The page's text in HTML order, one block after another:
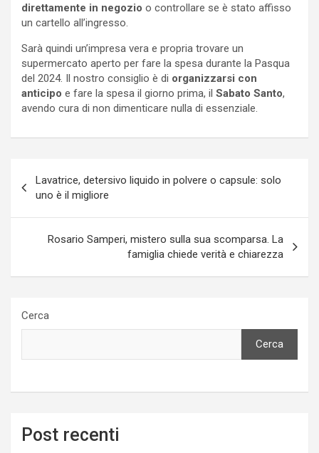
direttamente in negozio o controllare se è stato affisso
un cartello all’ingresso.
Sarà quindi un’impresa vera e propria trovare un
supermercato aperto per fare la spesa durante la Pasqua
del 2024. Il nostro consiglio è di organizzarsi con
anticipo e fare la spesa il giorno prima, il Sabato Santo,
avendo cura di non dimenticare nulla di essenziale.
articoli
Lavatrice, detersivo liquido in polvere o capsule: solo
uno è il migliore
Rosario Samperi, mistero sulla sua scomparsa. La
famiglia chiede verità e chiarezza
Cerca
Cerca
Post recenti